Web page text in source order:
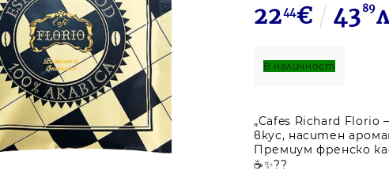
2244€ 4389
В наличност
„Cafes Richard Florio
вкус, наситен
Премиум френско
☕✨??